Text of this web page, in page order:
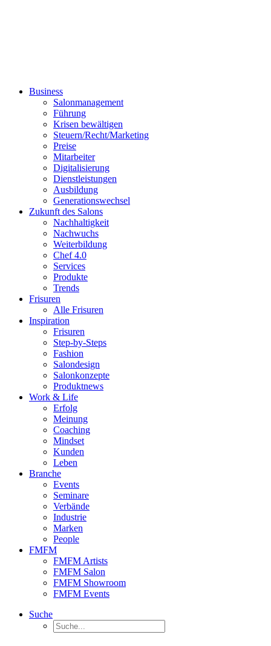
Business
Salonmanagement
Führung
Krisen bewältigen
Steuern/Recht/Marketing
Preise
Mitarbeiter
Digitalisierung
Dienstleistungen
Ausbildung
Generationswechsel
Zukunft des Salons
Nachhaltigkeit
Nachwuchs
Weiterbildung
Chef 4.0
Services
Produkte
Trends
Frisuren
Alle Frisuren
Inspiration
Frisuren
Step-by-Steps
Fashion
Salondesign
Salonkonzepte
Produktnews
Work & Life
Erfolg
Meinung
Coaching
Mindset
Kunden
Leben
Branche
Events
Seminare
Verbände
Industrie
Marken
People
FMFM
FMFM Artists
FMFM Salon
FMFM Showroom
FMFM Events
Suche